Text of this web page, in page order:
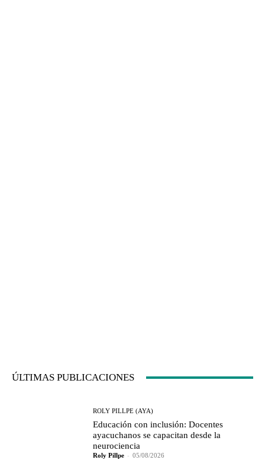
ÚLTIMAS PUBLICACIONES
ROLY PILLPE (AYA)
Educación con inclusión: Docentes
ayacuchanos se capacitan desde la
neurociencia
Roly Pillpe - 05/08/2026